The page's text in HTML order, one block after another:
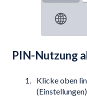
PIN-Nutzung
Klicke oben